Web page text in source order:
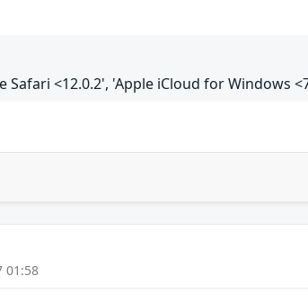
Safari <12.0.2', 'Apple iCloud for Windows
01:58